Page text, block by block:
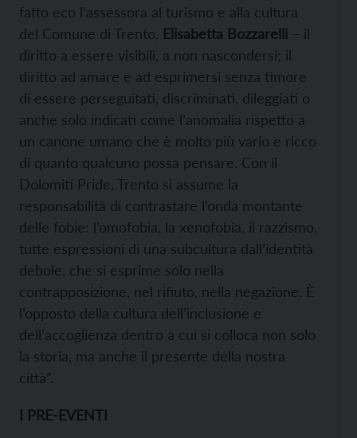
fatto eco l’assessora al turismo e alla cultura
del Comune di Trento, Elisabetta Bozzarelli – il
diritto a essere visibili, a non nascondersi; il
diritto ad amare e ad esprimersi senza timore
di essere perseguitati, discriminati, dileggiati o
anche solo indicati come l’anomalia rispetto a
un canone umano che è molto più vario e ricco
di quanto qualcuno possa pensare. Con il
Dolomiti Pride, Trento si assume la
responsabilità di contrastare l’onda montante
delle fobie: l’omofobia, la xenofobia, il razzismo,
tutte espressioni di una subcultura dall’identità
debole, che si esprime solo nella
contrapposizione, nel rifiuto, nella negazione. È
l’opposto della cultura dell’inclusione e
dell’accoglienza dentro a cui si colloca non solo
la storia, ma anche il presente della nostra
città”.
I PRE-EVENTI